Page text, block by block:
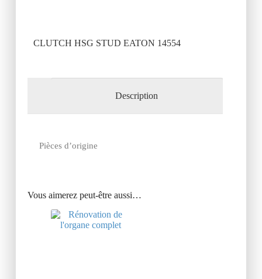
CLUTCH HSG STUD EATON 14554
Description
Pièces d’origine
Vous aimerez peut-être aussi…